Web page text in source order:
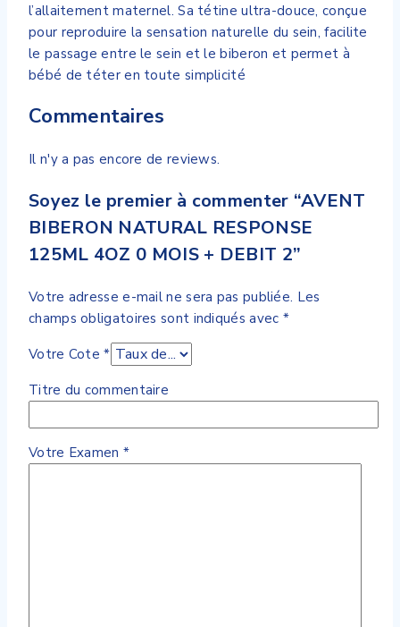
l’allaitement maternel. Sa tétine ultra-douce, conçue
pour reproduire la sensation naturelle du sein, facilite
le passage entre le sein et le biberon et permet à
bébé de téter en toute simplicité
Commentaires
Il n'y a pas encore de reviews.
Soyez le premier à commenter “AVENT
BIBERON NATURAL RESPONSE
125ML 4OZ 0 MOIS + DEBIT 2”
Votre adresse e-mail ne sera pas publiée. Les
champs obligatoires sont indiqués avec *
Votre Cote*
Titre du commentaire
Votre Examen *